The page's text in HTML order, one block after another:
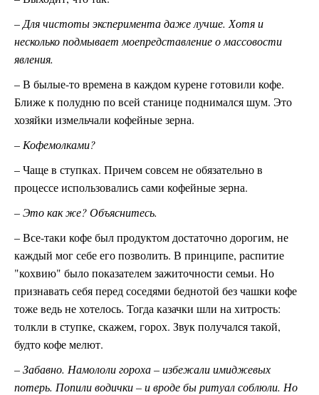
– Для чистоты эксперимента даже лучше. Хотя и
несколько подмывает моепредставление о массовости
явления.
– В былые-то времена в каждом курене готовили кофе.
Ближе к полудню по всей станице поднимался шум. Это
хозяйки измельчали кофейные зерна.
– Кофемолками?
– Чаще в ступках. Причем совсем не обязательно в
процессе использовались сами кофейные зерна.
– Это как же? Объяснитесь.
– Все-таки кофе был продуктом достаточно дорогим, не
каждый мог себе его позволить. В принципе, распитие
"кохвию" было показателем зажиточности семьи. Но
признавать себя перед соседями беднотой без чашки кофе
тоже ведь не хотелось. Тогда казачки шли на хитрость:
толкли в ступке, скажем, горох. Звук получался такой,
будто кофе мелют.
– Забавно. Намололи гороха – избежали имиджевых
потерь. Попили водички – и вроде бы ритуал соблюли. Но